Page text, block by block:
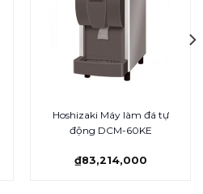
Hoshizaki Máy làm đá tự
động DCM-60KE
₫83,214,000